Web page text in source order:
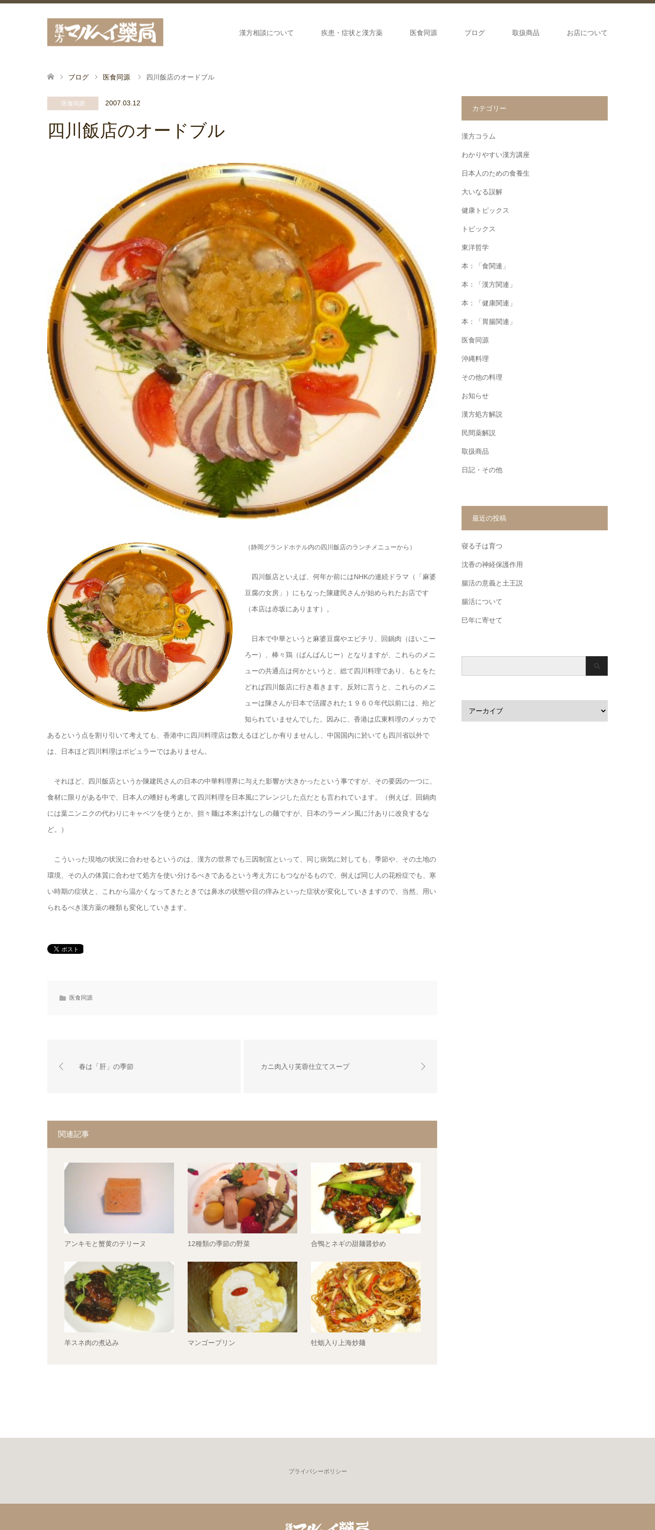
漢方相談について 疾患・症状と漢方薬 医食同源 ブログ 取扱商品 お店について
ブログ 医食同源 四川飯店のオードブル
医食同源 2007.03.12
四川飯店のオードブル
（静岡グランドホテル内の四川飯店のランチメニューから）
四川飯店といえば、何年か前にはNHKの連続ドラマ（「麻婆
豆腐の女房」）にもなった陳建民さんが始められたお店です
（本店は赤坂にあります）。
日本で中華というと麻婆豆腐やエビチリ、回鍋肉（ほいこー
ろー）、棒々鶏（ばんばんじー）となりますが、これらのメニ
ューの共通点は何かというと、総て四川料理であり、もとをた
どれば四川飯店に行き着きます。反対に言うと、これらのメニ
ューは陳さんが日本で活躍された１９６０年代以前には、殆ど
知られていませんでした。因みに、香港は広東料理のメッカで
あるという点を割り引いて考えても、香港中に四川料理店は数えるほどしか有りませんし、中国国内に於いても四川省以外で
は、日本ほど四川料理はポピュラーではありません。
それほど、四川飯店というか陳建民さんの日本の中華料理界に与えた影響が大きかったという事ですが、その要因の一つに、
食材に限りがある中で、日本人の嗜好も考慮して四川料理を日本風にアレンジした点だとも言われています。（例えば、回鍋肉
には葉ニンニクの代わりにキャベツを使うとか、担々麺は本来は汁なしの麺ですが、日本のラーメン風に汁ありに改良するな
ど。）
こういった現地の状況に合わせるというのは、漢方の世界でも三因制宜といって、同じ病気に対しても、季節や、その土地の
環境、その人の体質に合わせて処方を使い分けるべきであるという考え方にもつながるもので、例えば同じ人の花粉症でも、寒
い時期の症状と、これから温かくなってきたときでは鼻水の状態や目の痒みといった症状が変化していきますので、当然、用い
られるべき漢方薬の種類も変化していきます。
医食同源
春は「肝」の季節 カニ肉入り芙蓉仕立てスープ
関連記事
アンキモと蟹黄のテリーヌ 12種類の季節の野菜 合鴨とネギの甜麺醤炒め
羊スネ肉の煮込み マンゴープリン 牡蛎入り上海炒麺
カテゴリー
漢方コラム
わかりやすい漢方講座
日本人のための食養生
大いなる誤解
健康トピックス
トピックス
東洋哲学
本：「食関連」
本：「漢方関連」
本：「健康関連」
本：「胃腸関連」
医食同源
沖縄料理
その他の料理
お知らせ
漢方処方解説
民間薬解説
取扱商品
日記・その他
最近の投稿
寝る子は育つ
沈香の神経保護作用
腸活の意義と土王説
腸活について
巳年に寄せて
プライバシーポリシー